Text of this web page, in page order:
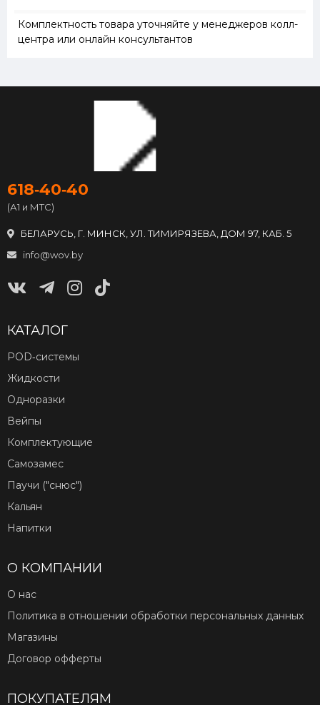
Комплектность товара уточняйте у менеджеров колл-
центра или онлайн консультантов
618‑40‑40
(А1 и МТС)
БЕЛАРУСЬ, Г. МИНСК, УЛ. ТИМИРЯЗЕВА, ДОМ 97, КАБ. 5
info@wov.by
КАТАЛОГ
POD‑системы
Жидкости
Одноразки
Вейпы
Комплектующие
Самозамес
Паучи ("снюс")
Кальян
Напитки
О КОМПАНИИ
О нас
Политика в отношении обработки персональных данных
Магазины
Договор офферты
ПОКУПАТЕЛЯМ